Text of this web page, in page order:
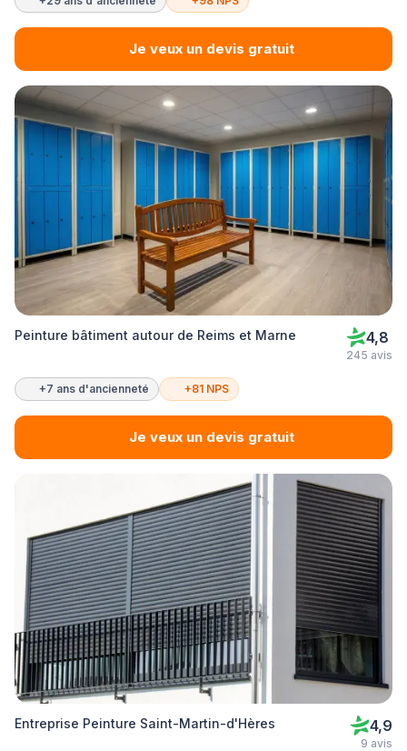
Je veux un devis gratuit
Peinture bâtiment autour de Reims et Marne 4,8
245 avis
+7 ans d'ancienneté +81 NPS
Je veux un devis gratuit
Entreprise Peinture Saint-Martin-d'Hères 4,9
9 avis